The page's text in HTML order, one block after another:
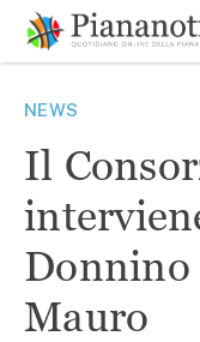
contenuto
NEWS
Il
Donnino
Mauro